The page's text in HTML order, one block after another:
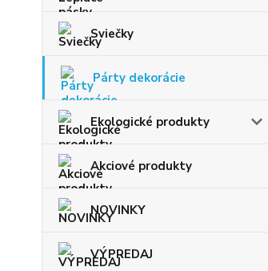
Sviečky
Párty dekorácie
Ekologické produkty
Akciové produkty
NOVINKY
VÝPREDAJ